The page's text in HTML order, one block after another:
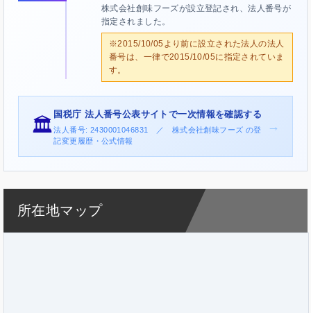
株式会社創味フーズが設立登記され、法人番号が
指定されました。
※2015/10/05より前に設立された法人の法人
番号は、一律で2015/10/05に指定されていま
す。
🏛️
国税庁 法人番号公表サイトで一次情報を確認する
法人番号: 2430001046831 ／ 株式会社創味フーズ の登
記変更履歴・公式情報
→
所在地マップ